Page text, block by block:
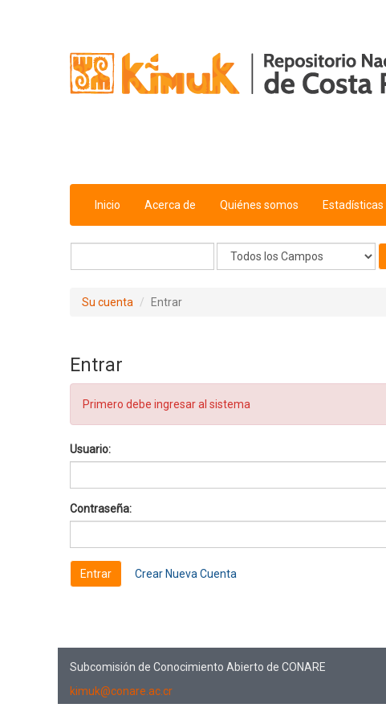
Inicio Acerca de Quiénes somos Estadísticas
Su cuenta Entrar
Entrar
Primero debe ingresar al sistema
Usuario:
Contraseña:
Crear Nueva Cuenta
Subcomisión de Conocimiento Abierto de CONARE
kimuk@conare.ac.cr